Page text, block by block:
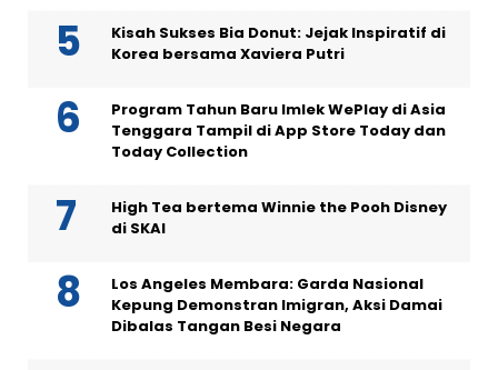
Kisah Sukses Bia Donut: Jejak Inspiratif di
Korea bersama Xaviera Putri
Program Tahun Baru Imlek WePlay di Asia
Tenggara Tampil di App Store Today dan
Today Collection
High Tea bertema Winnie the Pooh Disney
di SKAI
Los Angeles Membara: Garda Nasional
Kepung Demonstran Imigran, Aksi Damai
Dibalas Tangan Besi Negara